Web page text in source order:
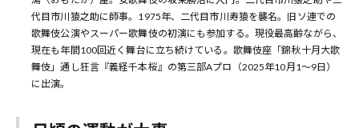
代目市川猿之助に師事。1975年、二代目市川寿猿を襲名。旧ソ連での
歌舞伎公演やスーパー歌舞伎の初演にも参加する。現役最高齢ながら、
現在も年間100回近く舞台に立ち続けている。歌舞伎座「錦秋十月大歌
舞伎」通し狂言『義経千本桜』の第三部Aプロ（2025年10月1〜9日）
に出演。